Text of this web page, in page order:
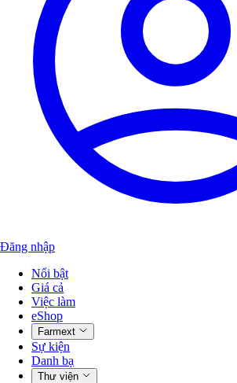
Đăng nhập
Nổi bật
Giá cả
Việc làm
eShop
Farmext
Sự kiện
Danh bạ
Thư viện